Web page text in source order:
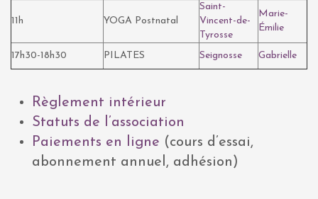
11h YOGA Postnatal
Saint-
Vincent-de-
Tyrosse
Marie-
Émilie
17h30-18h30 PILATES Seignosse Gabrielle
Règlement intérieur
Statuts de l’association
Paiements en ligne (cours d’essai,
abonnement annuel, adhésion)